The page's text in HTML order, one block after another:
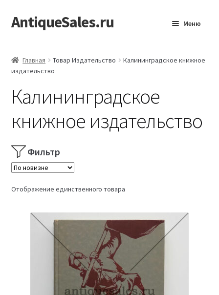
Перейти
к
Перейти
к
AntiqueSales.ru Меню
Главная Товар Издательство
Калининградское книжное
издательство
Калининградское
книжное издательство
Фильтр
Отображение единственного товара